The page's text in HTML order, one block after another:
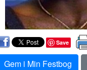
Save
Gem i Min Festbog